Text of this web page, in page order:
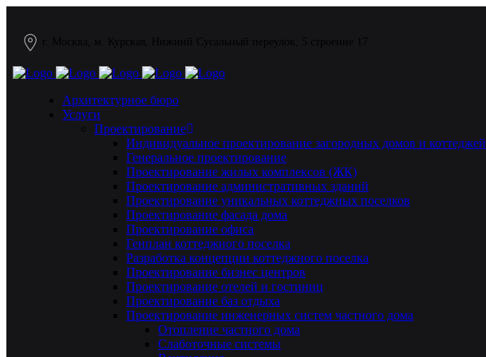
г. Москва, м. Курская, Нижний Сусальный переулок, 5 строение 17
Архитектурное бюро
Услуги
Проектирование
Индивидуальное проектирование загородных домов и коттеджей
Генеральное проектирование
Проектирование жилых комплексов (ЖК)
Проектирование административных зданий
Проектирование уникальных коттеджных поселков
Проектирование фасада дома
Проектирование офиса
Генплан коттеджного поселка
Разработка концепции коттеджного поселка
Проектирование бизнес центров
Проектирование отелей и гостиниц
Проектирование баз отдыха
Проектирование инженерных систем частного дома
Отопление частного дома
Слаботочные системы